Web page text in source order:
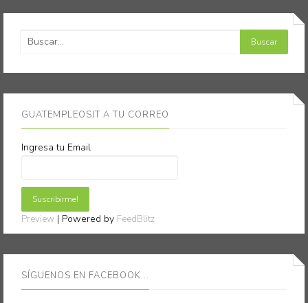
GUATEMPLEOSIT A TU CORREO
Ingresa tu Email
Preview | Powered by FeedBlitz
SÍGUENOS EN FACEBOOK...